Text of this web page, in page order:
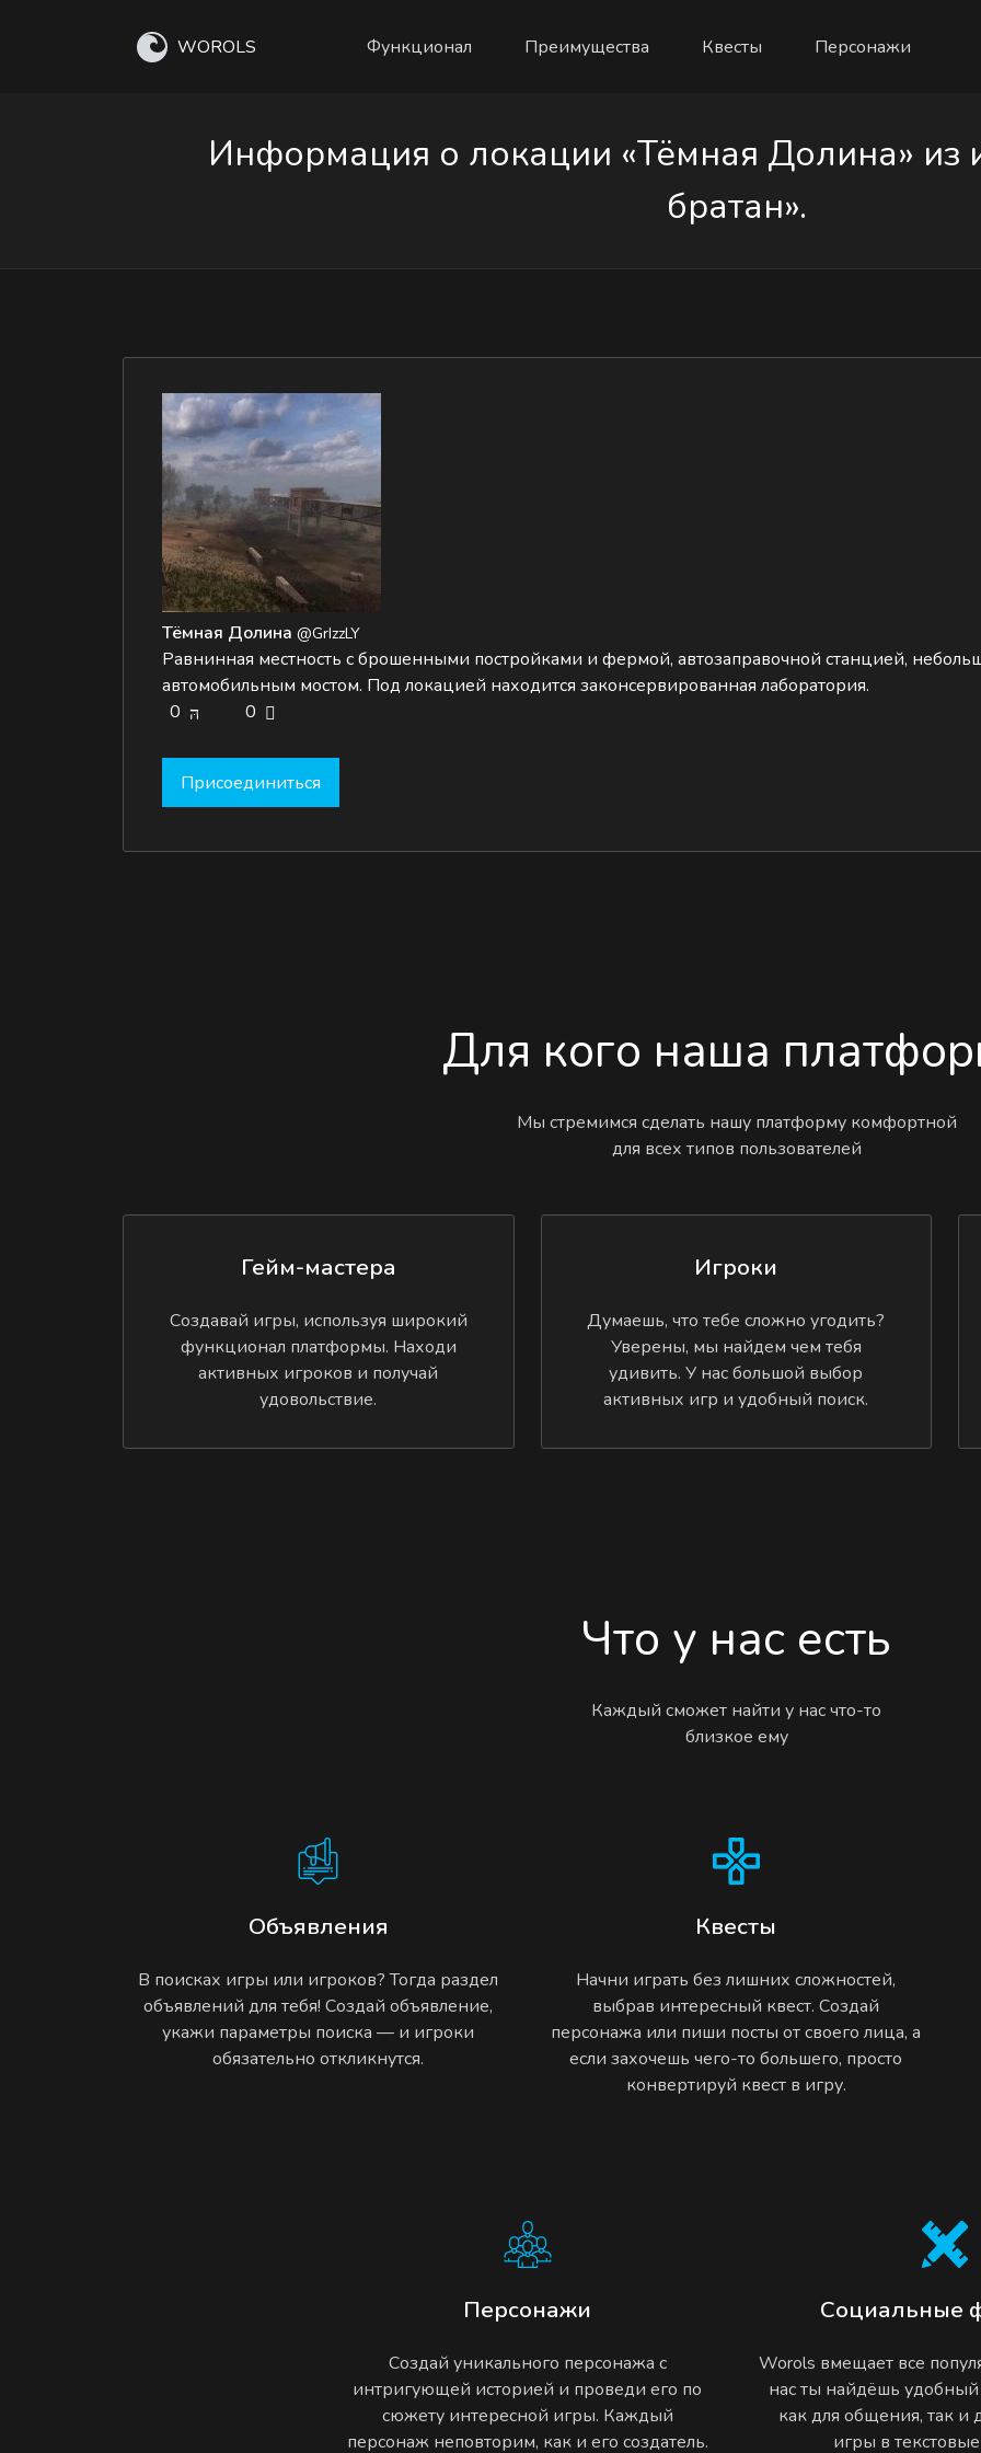
WOROLS Функционал Преимущества Квесты Персонажи
Информация о локации «Тёмная Долина» из
братан».
Тёмная Долина @GrIzzLY
Равнинная местность с брошенными постройками и фермой, автозаправочной станцией,
автомобильным мостом. Под локацией находится законсервированная лаборатория.
0
0
Присоединиться
Для кого наша
Мы стремимся сделать нашу платформу комфортной
для всех типов пользователей
Гейм-мастера
Создавай игры, используя широкий
функционал платформы. Находи
активных игроков и получай
удовольствие.
Игроки
Думаешь, что тебе сложно угодить?
Уверены, мы найдем чем тебя
удивить. У нас большой выбор
активных игр и удобный поиск.
Что у нас есть
Каждый сможет найти у нас что-то
близкое ему
Объявления
В поисках игры или игроков? Тогда раздел
объявлений для тебя! Создай объявление,
укажи параметры поиска — и игроки
обязательно откликнутся.
Квесты
Начни играть без лишних сложностей,
выбрав интересный квест. Создай
персонажа или пиши посты от своего лица, а
если захочешь чего-то большего, просто
конвертируй квест в игру.
Персонажи
Создай уникального персонажа с
интригующей историей и проведи его по
сюжету интересной игры. Каждый
персонаж неповторим, как и его создатель.
Социальные
Worols вмещает все
нас ты найдёшь
как для общения, так и
игры в